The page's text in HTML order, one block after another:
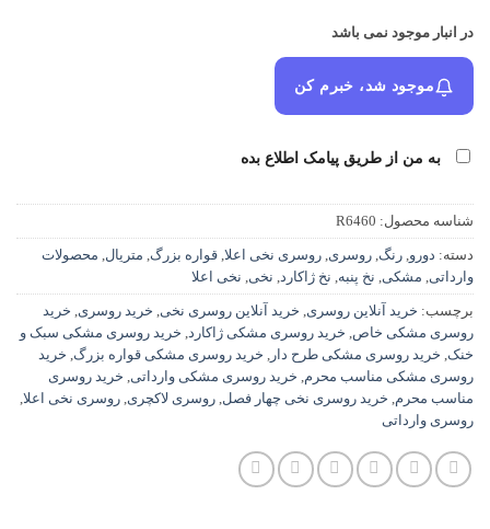
در انبار موجود نمی باشد
موجود شد، خبرم کن
به من از طریق پیامک اطلاع بده
شناسه محصول: R6460
دسته: دورو, رنگ, روسری, روسری نخی اعلا, قواره بزرگ, متریال, محصولات
وارداتی, مشکی, نخ پنبه, نخ ژاکارد, نخی, نخی اعلا
برچسب: خرید آنلاین روسری, خرید آنلاین روسری نخی, خرید روسری, خرید
روسری مشکی خاص, خرید روسری مشکی ژاکارد, خرید روسری مشکی سبک و
خنک, خرید روسری مشکی طرح دار , خرید روسری مشکی قواره بزرگ, خرید
روسری مشکی مناسب محرم, خرید روسری مشکی وارداتی, خرید روسری
مناسب محرم, خرید روسری نخی چهار فصل, روسری لاکچری, روسری نخی اعلا,
روسری وارداتی